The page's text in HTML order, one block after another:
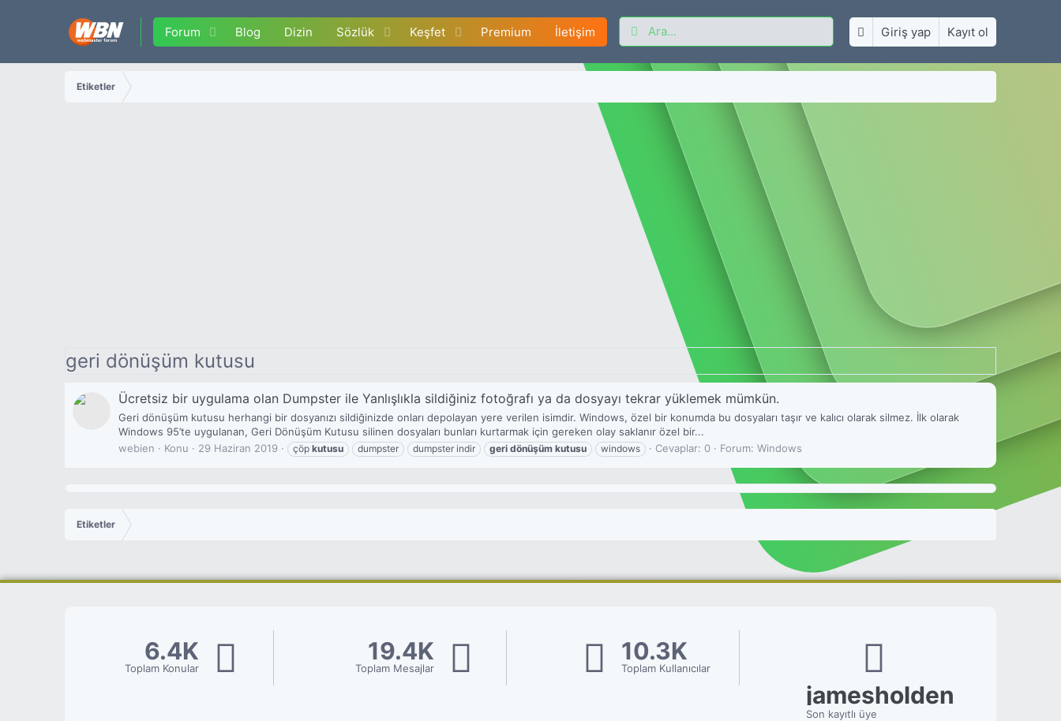
Forum Blog Dizin Sözlük Keşfet Premium İletişim Giriş yap Kayıt ol
Etiketler
geri dönüşüm kutusu
Ücretsiz bir uygulama olan Dumpster ile Yanlışlıkla sildiğiniz fotoğrafı ya da dosyayı tekrar yüklemek mümkün.
Geri dönüşüm kutusu herhangi bir dosyanızı sildiğinizde onları depolayan yere verilen isimdir. Windows, özel bir konumda bu dosyaları taşır ve kalıcı olarak silmez. İlk olarak
Windows 95’te uygulanan, Geri Dönüşüm Kutusu silinen dosyaları bunları kurtarmak için gereken olay saklanır özel bir...
webien
Konu 29 Haziran 2019 çöp kutusu dumpster dumpster indir geri dönüşüm kutusu windows Cevaplar: 0 Forum: Windows
Etiketler
6.4K
Toplam Konular
19.4K
Toplam Mesajlar
10.3K
Toplam Kullanıcılar
jamesholden
Son kayıtlı üye